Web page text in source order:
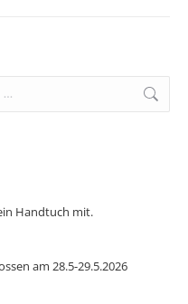
Handtuch mit.
am 28.5-29.5.2026